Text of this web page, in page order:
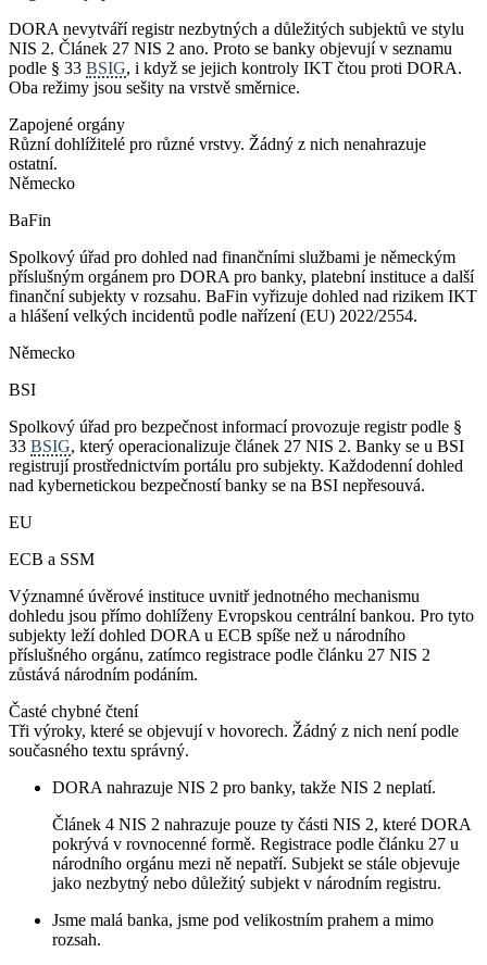
DORA nevytváří registr nezbytných a důležitých subjektů ve stylu
NIS 2. Článek 27 NIS 2 ano. Proto se banky objevují v seznamu
podle § 33 BSIG, i když se jejich kontroly IKT čtou proti DORA.
Oba režimy jsou sešity na vrstvě směrnice.
Zapojené orgány
Různí dohlížitelé pro různé vrstvy. Žádný z nich nenahrazuje
ostatní.
Německo
BaFin
Spolkový úřad pro dohled nad finančními službami je německým
příslušným orgánem pro DORA pro banky, platební instituce a další
finanční subjekty v rozsahu. BaFin vyřizuje dohled nad rizikem IKT
a hlášení velkých incidentů podle nařízení (EU) 2022/2554.
Německo
BSI
Spolkový úřad pro bezpečnost informací provozuje registr podle §
33 BSIG, který operacionalizuje článek 27 NIS 2. Banky se u BSI
registrují prostřednictvím portálu pro subjekty. Každodenní dohled
nad kybernetickou bezpečností banky se na BSI nepřesouvá.
EU
ECB a SSM
Významné úvěrové instituce uvnitř jednotného mechanismu
dohledu jsou přímo dohlíženy Evropskou centrální bankou. Pro tyto
subjekty leží dohled DORA u ECB spíše než u národního
příslušného orgánu, zatímco registrace podle článku 27 NIS 2
zůstává národním podáním.
Časté chybné čtení
Tři výroky, které se objevují v hovorech. Žádný z nich není podle
současného textu správný.
DORA nahrazuje NIS 2 pro banky, takže NIS 2 neplatí.
Článek 4 NIS 2 nahrazuje pouze ty části NIS 2, které DORA
pokrývá v rovnocenné formě. Registrace podle článku 27 u
národního orgánu mezi ně nepatří. Subjekt se stále objevuje
jako nezbytný nebo důležitý subjekt v národním registru.
Jsme malá banka, jsme pod velikostním prahem a mimo
rozsah.